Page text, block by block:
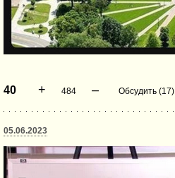
40 + 484 – Обсудить (17)
05.06.2023